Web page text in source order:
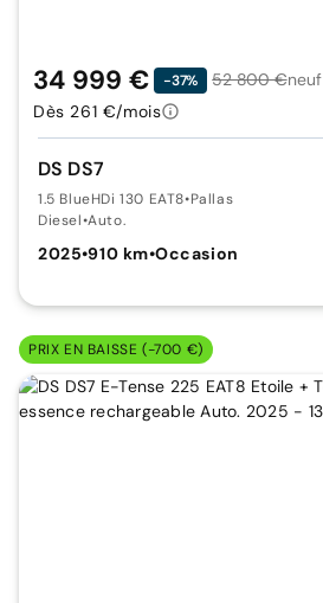
DS DS7
1.5 BlueHDi 130 EAT8•Pallas
Diesel•Auto.
2025•910 km•Occasion
34 999 € -37% 52 800 €neuf
Dès 261 €/mois
PRIX EN BAISSE (-700 €)